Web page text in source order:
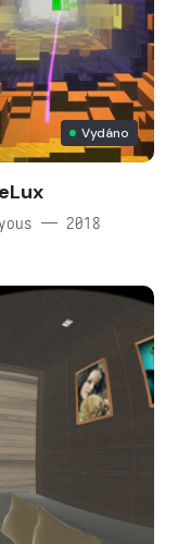
Vydáno
— 2018